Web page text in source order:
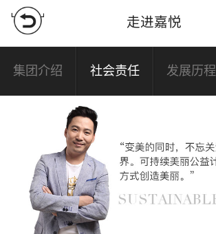
走进嘉悦
集团介绍 社会责任 发展历程